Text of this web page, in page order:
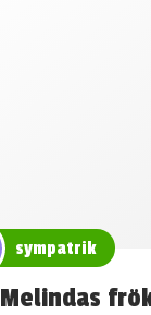
sympatrik
Melindas